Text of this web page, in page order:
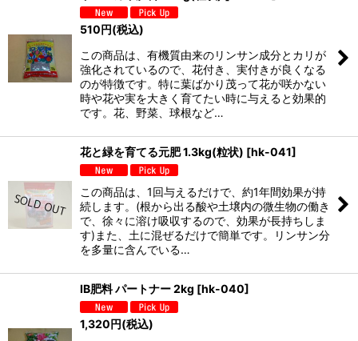
510 円(税込)
この商品は、有機質由来のリンサン成分とカリが
強化されているので、花付き、実付きが良くなる
のが特徴です。特に葉ばかり茂って花が咲かない
時や花や実を大きく育てたい時に与えると効果的
です。花、野菜、球根など…
花と緑を育てる元肥 1.3kg(粒状) [hk-041]
この商品は、1回与えるだけで、約1年間効果が持
続します。(根から出る酸や土壌内の微生物の働き
で、徐々に溶け吸収するので、効果が長持ちしま
す)また、土に混ぜるだけで簡単です。リンサン分
を多量に含んでいる…
IB肥料 パートナー 2kg [hk-040]
1,320円(税込)